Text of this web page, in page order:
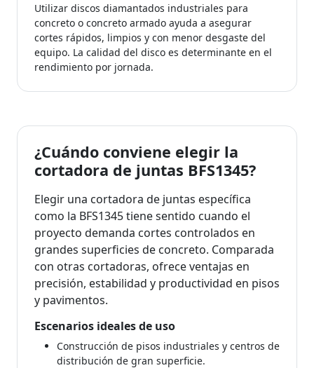
Utilizar discos diamantados industriales para
concreto o concreto armado ayuda a asegurar
cortes rápidos, limpios y con menor desgaste del
equipo. La calidad del disco es determinante en el
rendimiento por jornada.
¿Cuándo conviene elegir la
cortadora de juntas BFS1345?
Elegir una cortadora de juntas específica
como la BFS1345 tiene sentido cuando el
proyecto demanda cortes controlados en
grandes superficies de concreto. Comparada
con otras cortadoras, ofrece ventajas en
precisión, estabilidad y productividad en pisos
y pavimentos.
Escenarios ideales de uso
Construcción de pisos industriales y centros de
distribución de gran superficie.